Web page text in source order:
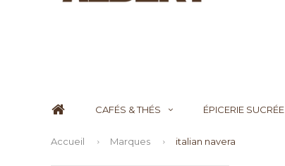
CAFÉS & THÉS ÉPICERIE SUCRÉE
Accueil Marques italian navera